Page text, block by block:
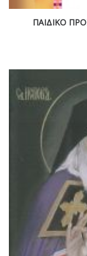
ΠΑΙΔΙΚΟ